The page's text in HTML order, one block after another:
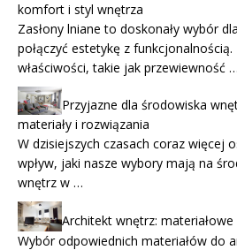
komfort i styl wnętrza
Zasłony lniane to doskonały wybór
połączyć estetykę z
właściwości, takie jak przewiewność …
Przyjazne dla środowiska
materiały i rozwiązania
W dzisiejszych czasach coraz więcej
wpływ, jaki nasze wybory mają na
wnętrz w …
Architekt wnętrz:
Wybór odpowiednich materiałów do